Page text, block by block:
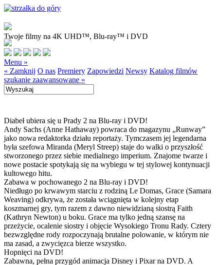
Twoje filmy na 4K UHD™, Blu-ray™ i DVD
Menu »
« Zamknij O nas Premiery Zapowiedzi Newsy Katalog filmów
szukanie zaawansowane »
Diabeł ubiera się u Prady 2 na Blu-ray i DVD!
Andy Sachs (Anne Hathaway) powraca do magazynu „Runway”
jako nowa redaktorka działu reportaży. Tymczasem jej legendarna
była szefowa Miranda (Meryl Streep) staje do walki o przyszłość
stworzonego przez siebie medialnego imperium. Znajome twarze i
nowe postacie spotykają się na wybiegu w tej stylowej kontynuacji
kultowego hitu.
Zabawa w pochowanego 2 na Blu-ray i DVD!
Niedługo po krwawym starciu z rodziną Le Domas, Grace (Samara
Weaving) odkrywa, że została wciągnięta w kolejny etap
koszmarnej gry, tym razem z dawno niewidzianą siostrą Faith
(Kathryn Newton) u boku. Grace ma tylko jedną szansę na
przeżycie, ocalenie siostry i objęcie Wysokiego Tronu Rady. Cztery
bezwzględne rody rozpoczynają brutalne polowanie, w którym nie
ma zasad, a zwycięzca bierze wszystko.
Hopnięci na DVD!
Zabawna, pełna przygód animacja Disney i Pixar na DVD. A